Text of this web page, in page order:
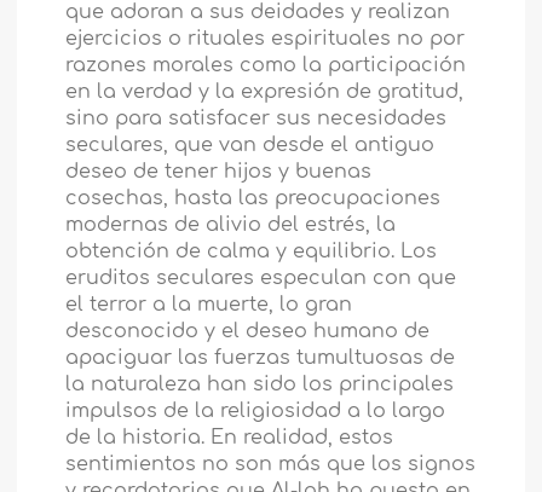
que adoran a sus deidades y realizan
ejercicios o rituales espirituales no por
razones morales como la participación
en la verdad y la expresión de gratitud,
sino para satisfacer sus necesidades
seculares, que van desde el antiguo
deseo de tener hijos y buenas
cosechas, hasta las preocupaciones
modernas de alivio del estrés, la
obtención de calma y equilibrio. Los
eruditos seculares especulan con que
el terror a la muerte, lo gran
desconocido y el deseo humano de
apaciguar las fuerzas tumultuosas de
la naturaleza han sido los principales
impulsos de la religiosidad a lo largo
de la historia. En realidad, estos
sentimientos no son más que los signos